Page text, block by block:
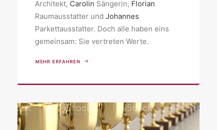
Architekt, Carolin Sängerin, Florian
Raumausstatter und Johannes
Parkettausstatter. Doch alle haben eins
gemeinsam: Sie vertreten Werte.
MEHR ERFAHREN